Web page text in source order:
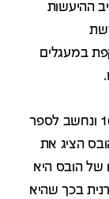
ההיעשות
במעגלים
ספרו של תומס הובס "לויתן" ראה אור ב-1651 ונחשב לספר
הציג את
של הובס היא
בכך שהיא